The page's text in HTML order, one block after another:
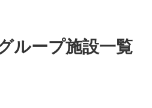
ループ施設一覧